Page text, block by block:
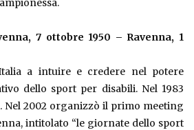
7 ottobre 1950 – Ravenna, 1
a intuire e credere nel potere
dello sport per disabili. Nel 1983
Nel 2002 organizzò il primo meeting
intitolato “le giornate dello sport